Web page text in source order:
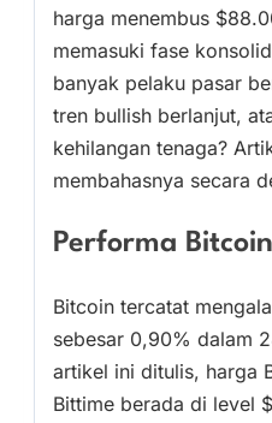
harga menembus
memasuki fase
banyak pelaku pasar
tren bullish berlanjut,
kehilangan tenaga?
membahasnya secara
Performa
Bitcoin tercatat
sebesar 0,90% dalam
artikel ini ditulis, harga
Bittime berada di level